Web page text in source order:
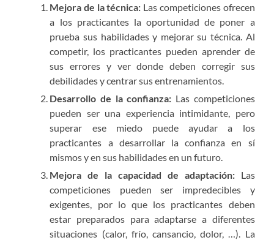
Mejora de la técnica: Las competiciones ofrecen
a los practicantes la oportunidad de poner a
prueba sus habilidades y mejorar su técnica. Al
competir, los practicantes pueden aprender de
sus errores y ver donde deben corregir sus
debilidades y centrar sus entrenamientos.
Desarrollo de la confianza: Las competiciones
pueden ser una experiencia intimidante, pero
superar ese miedo puede ayudar a los
practicantes a desarrollar la confianza en sí
mismos y en sus habilidades en un futuro.
Mejora de la capacidad de adaptación:Las
competiciones pueden ser impredecibles y
exigentes, por lo que los practicantes deben
estar preparados para adaptarse a diferentes
situaciones (calor, frío, cansancio, dolor, …). La